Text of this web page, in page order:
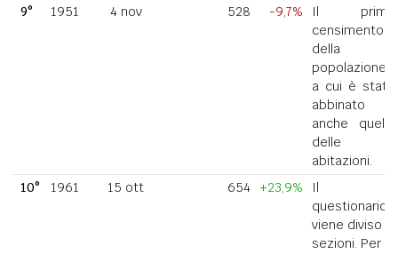
9°
1951 4 nov 528 -9,7%
Il primo
censimento
della
popolazione
a cui è stato
abbinato
anche quello
delle
abitazioni.
10°
1961 15 ott 654 +23,9%
Il
questionario
viene diviso in
sezioni. Per la